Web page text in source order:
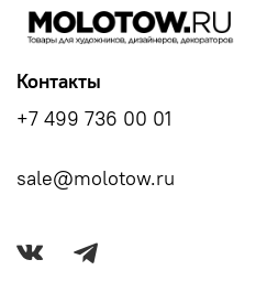
Контакты
+7 499 736 00 01
sale@molotow.ru